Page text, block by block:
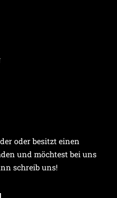
oder besitzt einen
und möchtest bei uns
schreib uns!